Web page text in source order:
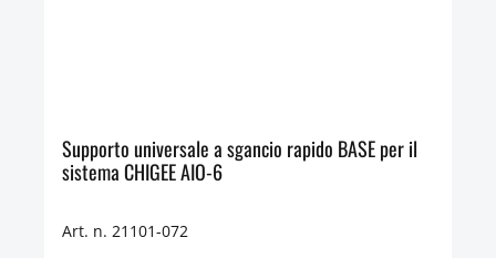
Supporto universale a sgancio rapido BASE per il
sistema CHIGEE AIO-6
Art. n. 21101-072